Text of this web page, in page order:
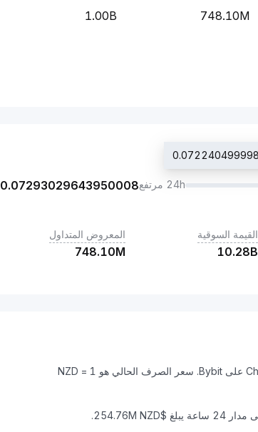
748.10M
1.00B
24h مرتفع 0.07293029643950008
القيمة السوقية
10.28B
المعروض المتداول
748.10M
دولار نيوزيلندي هي عملة رقمية يمكن تحويلها إلى Chainlink (LINK) على Bybit. سعر الصرف الحالي هو 1 NZD =